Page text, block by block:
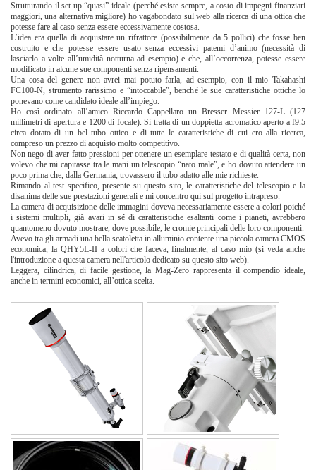
Strutturando il set up “quasi” ideale (perché esiste sempre, a costo di impegni finanziari
maggiori, una alternativa migliore) ho vagabondato sul web alla ricerca di una ottica che
potesse fare al caso senza essere eccessivamente costosa.
L’idea era quella di acquistare un rifrattore (possibilmente da 5 pollici) che fosse ben
costruito e che potesse essere usato senza eccessivi patemi d’animo (necessità di
lasciarlo a volte all’umidità notturna ad esempio) e che, all’occorrenza, potesse essere
modificato in alcune sue componenti senza ripensamenti.
Una cosa del genere non avrei mai potuto farla, ad esempio, con il mio Takahashi
FC100-N, strumento rarissimo e “intoccabile”, benché le sue caratteristiche ottiche lo
ponevano come candidato ideale all’impiego.
Ho così ordinato all’amico Riccardo Cappellaro un Bresser Messier 127-L (127
millimetri di apertura e 1200 di focale). Si tratta di un doppietta acromatico aperto a f9.5
circa dotato di un bel tubo ottico e di tutte le caratteristiche di cui ero alla ricerca,
compreso un prezzo di acquisto molto competitivo.
Non nego di aver fatto pressioni per ottenere un esemplare testato e di qualità certa, non
volevo che mi capitasse tra le mani un telescopio “nato male”, e ho dovuto attendere un
poco prima che, dalla Germania, trovassero il tubo adatto alle mie richieste.
Rimando al test specifico, presente su questo sito, le caratteristiche del telescopio e la
disanima delle sue prestazioni generali e mi concentro qui sul progetto intrapreso.
La camera di acquisizione delle immagini doveva necessariamente essere a colori poiché
i sistemi multipli, già avari in sé di caratteristiche esaltanti come i pianeti, avrebbero
quantomeno dovuto mostrare, dove possibile, le cromie principali delle loro componenti.
Avevo tra gli armadi una bella scatoletta in alluminio contente una piccola camera CMOS
economica, la QHY5L-II a colori che faceva, finalmente, al caso mio (si veda anche
l'introduzione a questa camera nell'articolo dedicato su questo sito web).
Leggera, cilindrica, di facile gestione, la Mag-Zero rappresenta il compendio ideale,
anche in termini economici, all’ottica scelta.